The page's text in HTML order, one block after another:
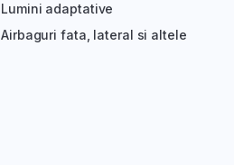
Lumini adaptative
Airbaguri fata, lateral si altele